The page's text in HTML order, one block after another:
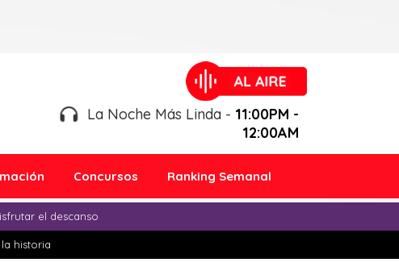
La Noche Más Linda - 11:00PM -
12:00AM
Concursos Ranking Semanal
el descanso
historia